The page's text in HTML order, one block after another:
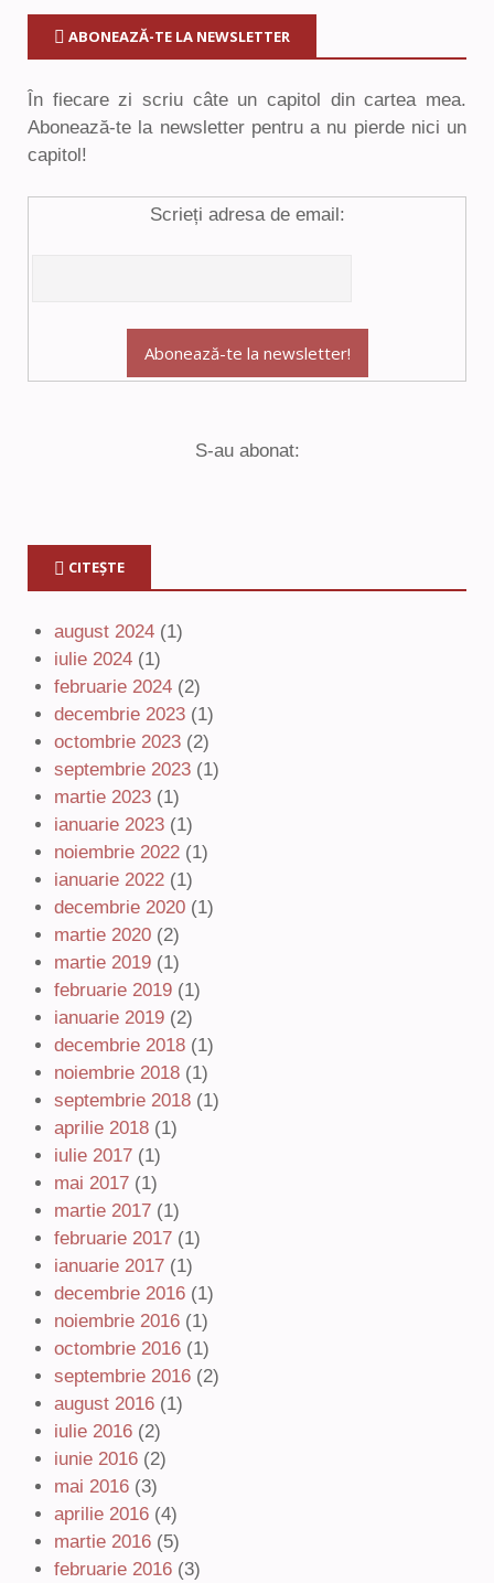
ABONEAZĂ-TE LA NEWSLETTER
În fiecare zi scriu câte un capitol din cartea mea.
Abonează-te la newsletter pentru a nu pierde nici un
capitol!
Scrieți adresa de email:
S-au abonat:
CITEȘTE
august 2024 (1)
iulie 2024 (1)
februarie 2024 (2)
decembrie 2023 (1)
octombrie 2023 (2)
septembrie 2023 (1)
martie 2023 (1)
ianuarie 2023 (1)
noiembrie 2022 (1)
ianuarie 2022 (1)
decembrie 2020 (1)
martie 2020 (2)
martie 2019 (1)
februarie 2019 (1)
ianuarie 2019 (2)
decembrie 2018 (1)
noiembrie 2018 (1)
septembrie 2018 (1)
aprilie 2018 (1)
iulie 2017 (1)
mai 2017 (1)
martie 2017 (1)
februarie 2017 (1)
ianuarie 2017 (1)
decembrie 2016 (1)
noiembrie 2016 (1)
octombrie 2016 (1)
septembrie 2016 (2)
august 2016 (1)
iulie 2016 (2)
iunie 2016 (2)
mai 2016 (3)
aprilie 2016 (4)
martie 2016 (5)
februarie 2016 (3)